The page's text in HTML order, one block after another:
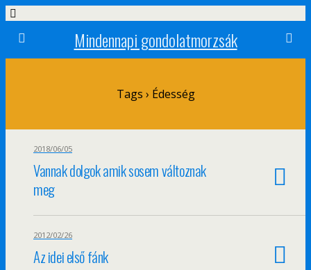
Mindennapi gondolatmorzsák
Tags › Édesség
2018/06/05
Vannak dolgok amik sosem változnak
meg
2012/02/26
Az idei első fánk